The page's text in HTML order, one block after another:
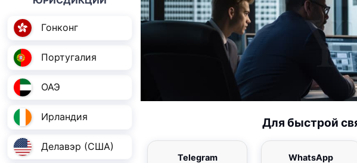
Гонконг
Португалия
ОАЭ
Ирландия
Делавэр (США)
Для быстрой
Telegram WhatsApp